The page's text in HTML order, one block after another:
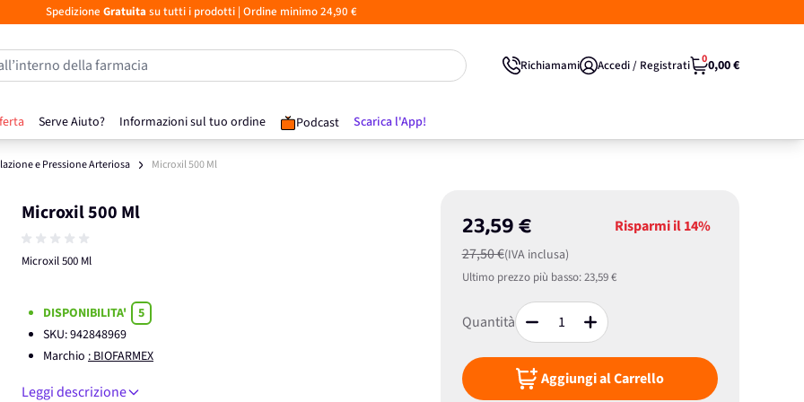
Spedizione Gratuita su tutti i prodotti| Ordine minimo 24,90 €
Serve Aiuto? Informazioni sul tuo ordine Podcast Scarica l'App!
della farmacia Richiamami Accedi / Registrati 00,00 €
e Pressione Arteriosa Microxil 500 Ml
Microxil 500 Ml
Microxil 500 Ml
23,59 €
27,50 €(IVA inclusa)
Risparmi il14%
Ultimo prezzo più basso:23,59 €
Quantità
Aggiungi al Carrello
DISPONIBILITA'
5
SKU:942848969
Marchio : BIOFARMEX
Leggi descrizione